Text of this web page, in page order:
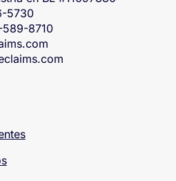
5730
589-8710